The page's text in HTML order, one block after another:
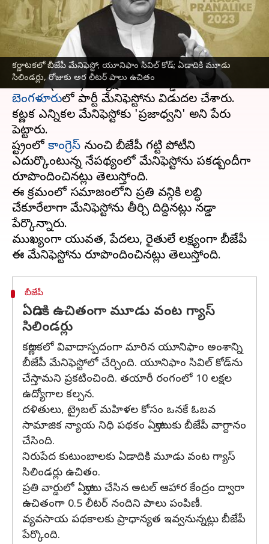
కర్ణాటకలో బీజేపీ మేనిఫెస్టో; యూనిఫాం సివిల్ కోడ్; ఏడాదికి మూడు
సిలిండర్లు, రోజుకు అర లీటర్ పాలు ఉచితం
వ్రాసిన వారు Stalin May 01, 2023 12:37 pm
ఈ వార్తాకథనం ఏంటి
కర్ణాటకఅసెంబ్లీ ఎన్నికల కోసం భారతీయ జనతా పార్టీ
జాతీయ(బీజేపీ) అధ్యక్షుడు జేపీ నడ్డా సోమవారం
బెంగళూరులో పార్టీ మేనిఫెస్టోను విడుదల చేశారు.
కర్ణాటక ఎన్నికల మేనిఫెస్టోకు 'ప్రజాధ్వని' అని పేరు
పెట్టారు.
రాష్ట్రంలో కాంగ్రెస్ నుంచి బీజేపీ గట్టి పోటీని
ఎదుర్కొంటున్న నేపథ్యంలో మేనిఫెస్టోను పకడ్బందీగా
రూపొందించినట్లు తెలుస్తోంది.
ఈ క్రమంలో సమాజంలోని ప్రతి వర్గానికి లబ్ధి
చేకూరేలాగా మేనిఫెస్టోను తీర్చి దిద్దినట్లు నడ్డా
పేర్కొన్నారు.
ముఖ్యంగా యువత, పేదలు, రైతులే లక్ష్యంగా బీజేపీ
బీజేపీ
ఏడాదికి ఉచితంగా మూడు వంట గ్యాస్
సిలిండర్లు
కర్ణాటకలో వివాదాస్పదంగా మారిన యూనిఫాం అంశాన్ని
బీజేపీ మేనిఫెస్టోలో చేర్చింది. యూనిఫాం సివిల్ కోడ్‌ను
చేస్తామని ప్రకటించింది. తయారీ రంగంలో 10 లక్షల
ఉద్యోగాల కల్పన.
దళితులు, ట్రైబల్ మహిళల కోసం ఒనకే ఓబవ
సామాజిక న్యాయ నిధి పథకం ఏర్పాటుకు బీజేపీ వాగ్దానం
చేసింది.
నిరుపేద కుటుంబాలకు ఏడాదికి మూడు వంట గ్యాస్
సిలిండర్లు ఉచితం.
ప్రతి వార్డులో ఏర్పాటు చేసిన అటల్ ఆహార కేంద్రం ద్వారా
ఉచితంగా 0.5 లీటర్ నందిని పాలు పంపిణీ.
వ్యవసాయ పథకాలకు ప్రాధాన్యత ఇవ్వనున్నట్లు బీజేపీ
పేర్కొంది.